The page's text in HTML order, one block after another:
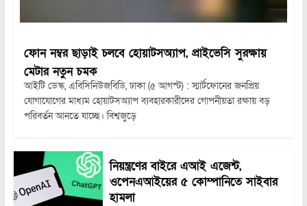
ফোন নম্বর ছাড়াই চলবে হোয়াটসঅ্যাপ, প্রাইভেসি সুরক্ষায়
মেটার নতুন চমক
আইটি ডেস্ক, এবিসিনিউজবিডি, ঢাকা (৫ আগস্ট) : স্মার্টফোনের জনপ্রিয়
যোগাযোগের মাধ্যম হোয়াটসঅ্যাপ ব্যবহারকারীদের গোপনীয়তা রক্ষায় বড়
পরিবর্তন আনতে যাচ্ছে। বিশ্বজুড়ে
নিয়ন্ত্রণের বাইরে এআই এজেন্ট,
ওপেনএআইয়ের ৫ কোম্পানিতে সাইবার
হামলা